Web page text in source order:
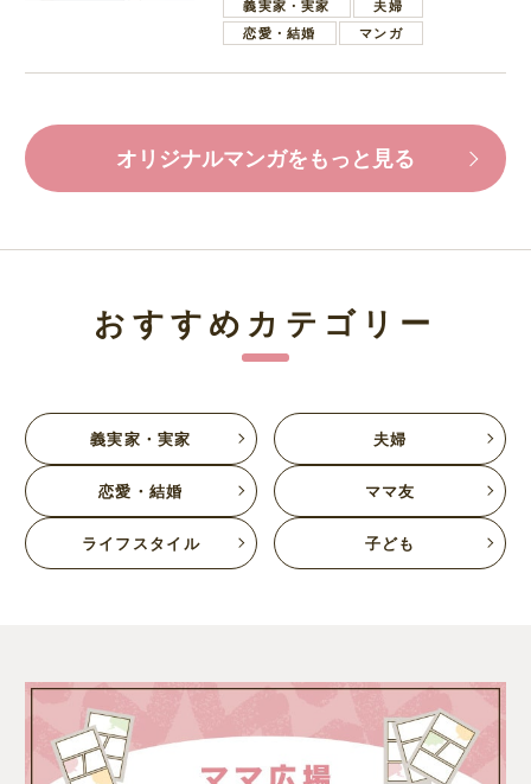
義実家・実家
夫婦
恋愛・結婚
マンガ
オリジナルマンガをもっと見る
おすすめカテゴリー
義実家・実家 夫婦
恋愛・結婚 ママ友
ライフスタイル 子ども